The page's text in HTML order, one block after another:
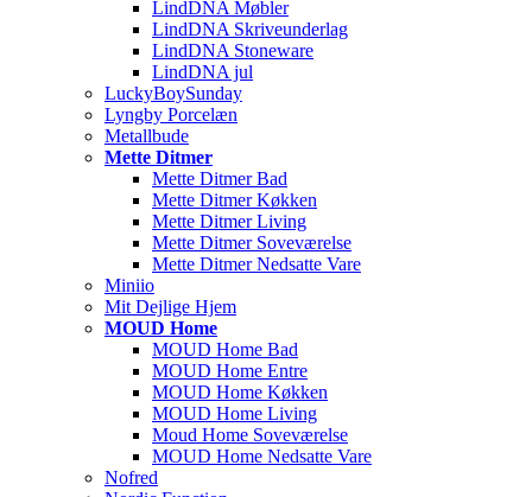
LindDNA Møbler
LindDNA Skriveunderlag
LindDNA Stoneware
LindDNA jul
LuckyBoySunday
Lyngby Porcelæn
Metallbude
Mette Ditmer
Mette Ditmer Bad
Mette Ditmer Køkken
Mette Ditmer Living
Mette Ditmer Soveværelse
Mette Ditmer Nedsatte Vare
Miniio
Mit Dejlige Hjem
MOUD Home
MOUD Home Bad
MOUD Home Entre
MOUD Home Køkken
MOUD Home Living
Moud Home Soveværelse
MOUD Home Nedsatte Vare
Nofred